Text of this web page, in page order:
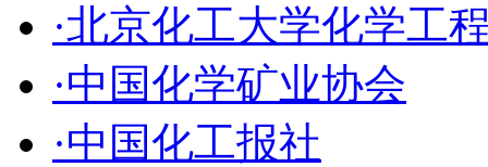
·北京化工大学化学工
·中国化学矿业协会
·中国化工报社